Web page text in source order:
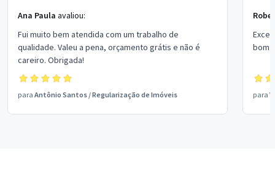
Ana Paula avaliou:
Fui muito bem atendida com um trabalho de
qualidade. Valeu a pena, orçamento grátis e não é
careiro. Obrigada!
para Antônio Santos /Regularização de Imóveis
bom
para